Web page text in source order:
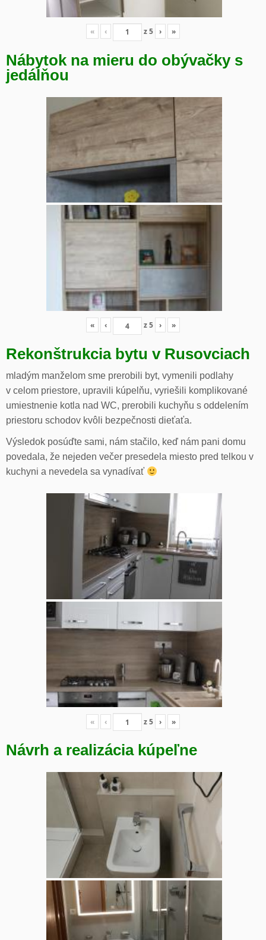
« ‹ z5 › »
Nábytok na mieru do obývačky s
jedálňou
« ‹ z5 › »
Rekonštrukcia bytu v Rusovciach
mladým manželom sme prerobili byt, vymenili podlahy
v celom priestore, upravili kúpelňu, vyriešili komplikované
umiestnenie kotla nad WC, prerobili kuchyňu s oddelením
priestoru schodov kvôli bezpečnosti dieťaťa.
Výsledok posúďte sami, nám stačilo, keď nám pani domu
povedala, že nejeden večer presedela miesto pred telkou v
kuchyni a nevedela sa vynadívať
« ‹ z5 › »
Návrh a realizácia kúpeľne